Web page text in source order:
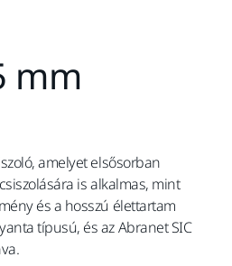
mm
amelyet elsősorban
is alkalmas, mint
és a hosszú élettartam
típusú, és az Abranet SIC